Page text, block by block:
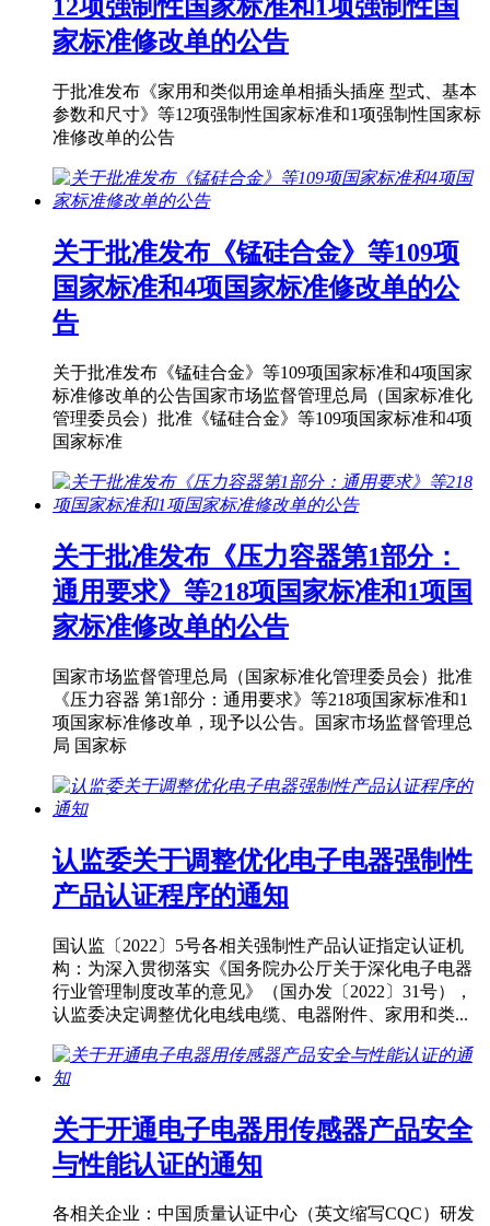
12项强制性国家标准和1项强制性国
家标准修改单的公告
于批准发布《家用和类似用途单相插头插座 型式、基本
参数和尺寸》等12项强制性国家标准和1项强制性国家标
准修改单的公告
关于批准发布《锰硅合金》等109项
国家标准和4项国家标准修改单的公
告
关于批准发布《锰硅合金》等109项国家标准和4项国家
标准修改单的公告国家市场监督管理总局（国家标准化
管理委员会）批准《锰硅合金》等109项国家标准和4项
国家标准
关于批准发布《压力容器第1部分：
通用要求》等218项国家标准和1项国
家标准修改单的公告
国家市场监督管理总局（国家标准化管理委员会）批准
《压力容器 第1部分：通用要求》等218项国家标准和1
项国家标准修改单，现予以公告。国家市场监督管理总
局 国家标
认监委关于调整优化电子电器强制性
产品认证程序的通知
国认监〔2022〕5号各相关强制性产品认证指定认证机
构：为深入贯彻落实《国务院办公厅关于深化电子电器
行业管理制度改革的意见》（国办发〔2022〕31号），
认监委决定调整优化电线电缆、电器附件、家用和类...
关于开通电子电器用传感器产品安全
与性能认证的通知
各相关企业：中国质量认证中心（英文缩写CQC）研发